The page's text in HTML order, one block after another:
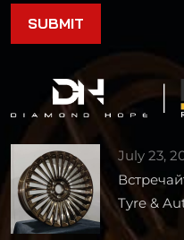
July 23,
Tyre &
1727